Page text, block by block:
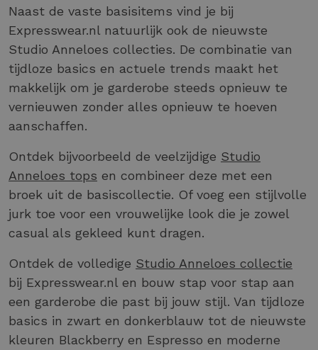
Naast de vaste basisitems vind je bij
Expresswear.nl natuurlijk ook de nieuwste
Studio Anneloes collecties. De combinatie van
tijdloze basics en actuele trends maakt het
makkelijk om je garderobe steeds opnieuw te
vernieuwen zonder alles opnieuw te hoeven
aanschaffen.
Ontdek bijvoorbeeld de veelzijdige Studio
Anneloes tops en combineer deze met een
broek uit de basiscollectie. Of voeg een stijlvolle
jurk toe voor een vrouwelijke look die je zowel
casual als gekleed kunt dragen.
Ontdek de volledige Studio Anneloes collectie
bij Expresswear.nl en bouw stap voor stap aan
een garderobe die past bij jouw stijl. Van tijdloze
basics in zwart en donkerblauw tot de nieuwste
kleuren Blackberry en Espresso en moderne